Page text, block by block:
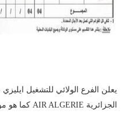
يعلن الفرع الولائي للتشغيل ايليزي
الجزائرية AIR ALGERIE
كما هو